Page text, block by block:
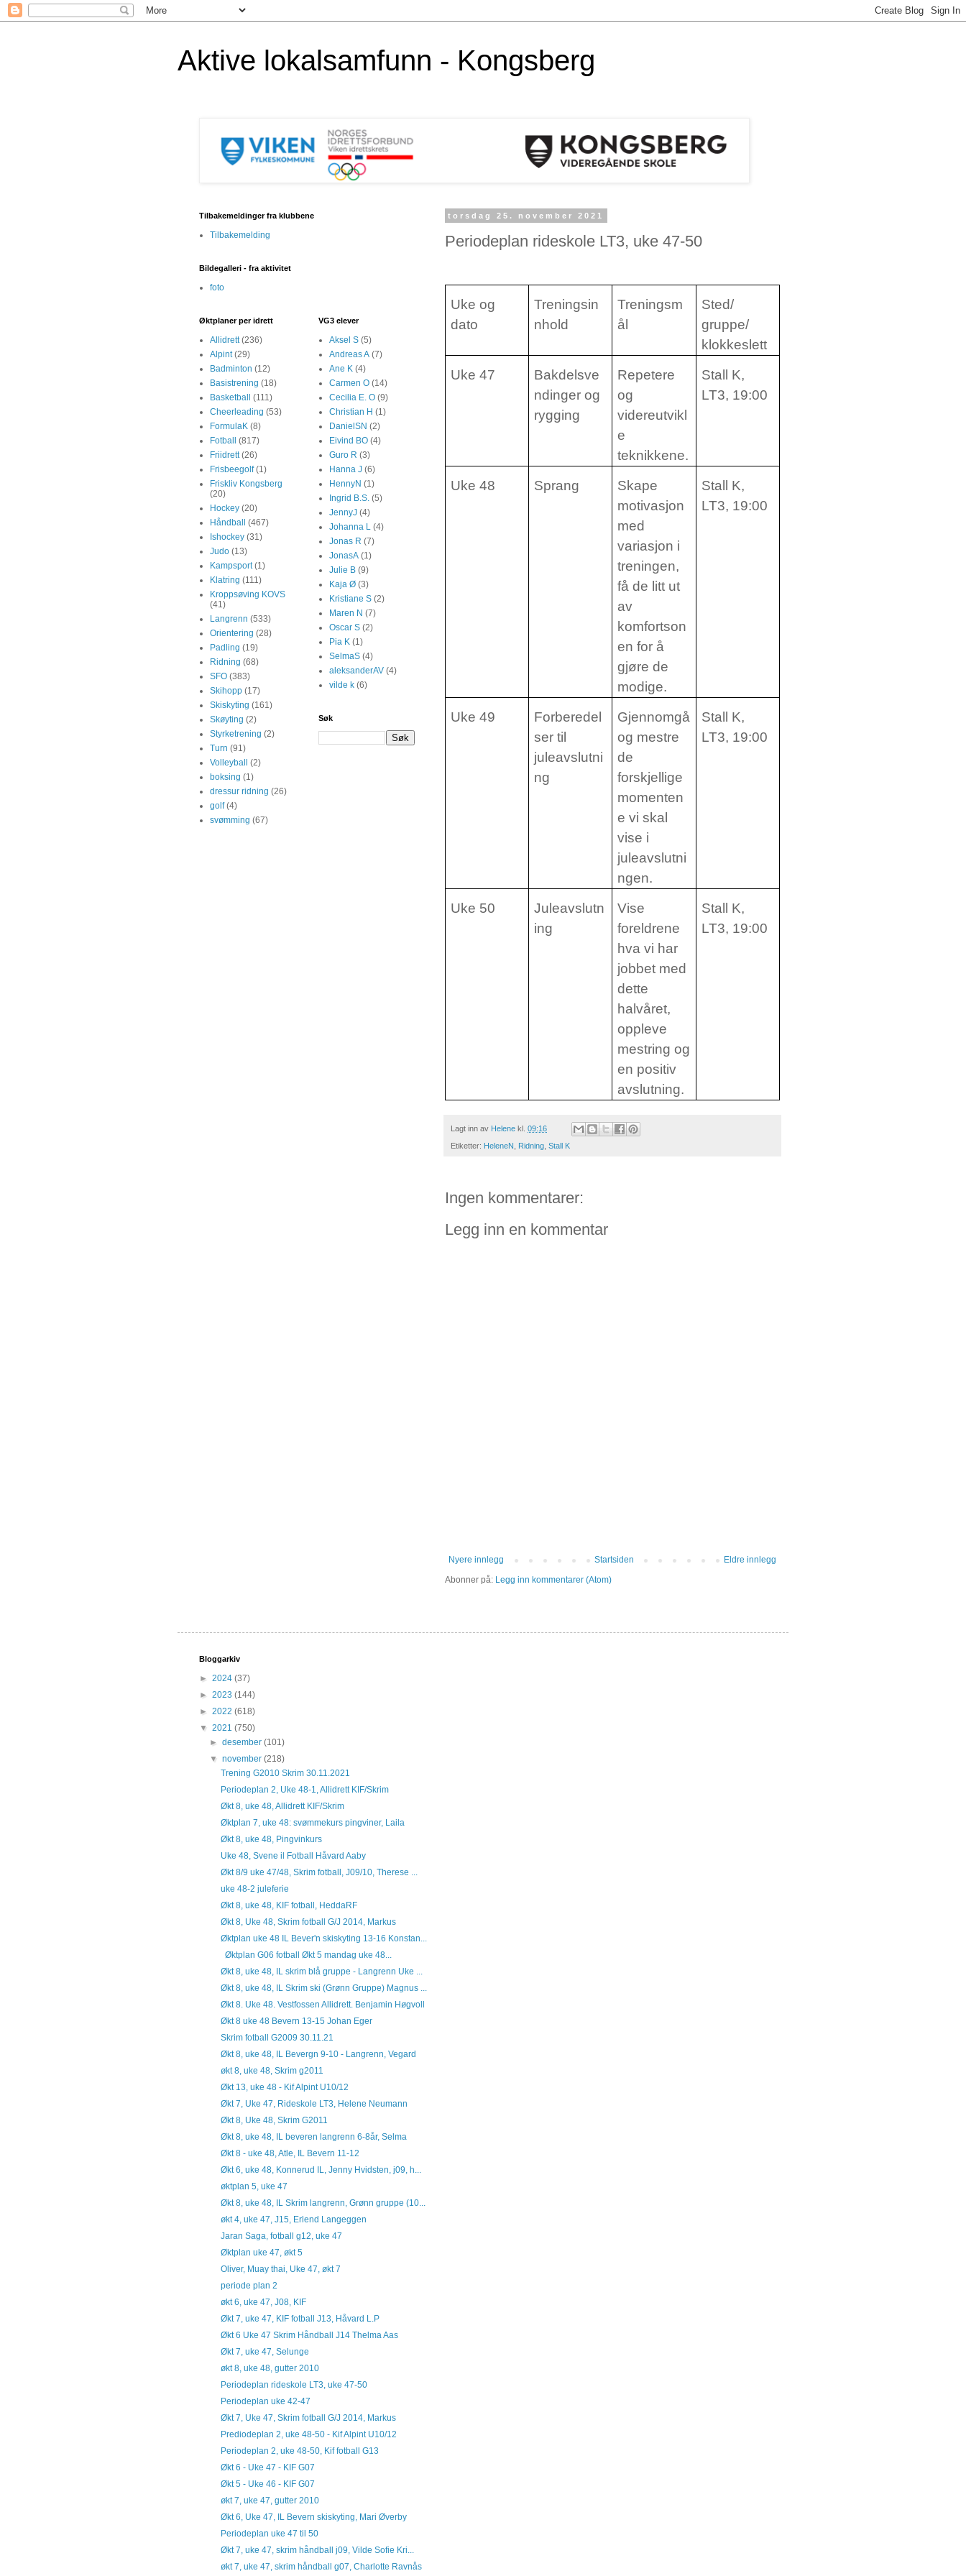
Aktive lokalsamfunn - Kongsberg
torsdag 25. november 2021
Periodeplan rideskole LT3, uke 47-50
Uke og
dato
Treningsin
nhold
Treningsm
ål
Sted/
gruppe/
klokkeslett
Uke 47
Bakdelsve
ndinger og
rygging
Repetere
og
videreutvikl
e
teknikkene.
Stall K,
LT3, 19:00
Uke 48 Sprang
Skape
motivasjon
med
variasjon i
treningen,
få de litt ut
av
komfortson
en for å
gjøre de
modige.
Stall K,
LT3, 19:00
Uke 49
Forberedel
ser til
juleavslutni
ng
Gjennomgå
og mestre
de
forskjellige
momenten
e vi skal
vise i
juleavslutni
ngen.
Stall K,
LT3, 19:00
Uke 50
Juleavslutn
ing
Vise
foreldrene
hva vi har
jobbet med
dette
halvåret,
oppleve
mestring og
en positiv
avslutning.
Stall K,
LT3, 19:00
Lagt inn av Helene kl. 09:16
Etiketter: HeleneN Ridning Stall K
Ingen kommentarer:
Legg inn en kommentar
Nyere innlegg Eldre innlegg
Startsiden
Abonner på: Legg inn kommentarer (Atom)
Tilbakemeldinger fra klubbene
Tilbakemelding
Bildegalleri - fra aktivitet
foto
Øktplaner per idrett
Allidrett (236)
Alpint (29)
Badminton (12)
Basistrening (18)
Basketball
(111)
Cheerleading (53)
FormulaK (8)
Fotball
(817)
Friidrett (26)
Frisbeegolf (1)
Friskliv Kongsberg
(20)
Hockey (20)
Håndball
(467)
Ishockey (31)
Judo (13)
Kampsport (1)
Klatring (111)
Kroppsøving KOVS
(41)
Langrenn (533)
Orientering (28)
Padling (19)
Ridning (68)
SFO (383)
Skihopp (17)
Skiskyting (161)
Skøyting (2)
Styrketrening (2)
Turn (91)
Volleyball
(2)
boksing (1)
dressur ridning (26)
golf (4)
svømming (67)
VG3 elever
Aksel S (5)
Andreas A (7)
Ane K (4)
Carmen O (14)
Cecilia E. O (9)
Christian H (1)
DanielSN (2)
Eivind BO (4)
Guro R (3)
Hanna J (6)
HennyN (1)
Ingrid B.S. (5)
JennyJ (4)
Johanna L (4)
Jonas R (7)
JonasA (1)
Julie B (9)
Kaja Ø (3)
Kristiane S (2)
Maren N (7)
Oscar S (2)
Pia K (1)
SelmaS (4)
aleksanderAV (4)
vilde k (6)
Søk
Bloggarkiv
► 2024 (37)
► 2023 (144)
► 2022 (618)
▼ 2021 (750)
►desember(101)
▼november(218)
Trening G2010 Skrim 30.11.2021
Periodeplan 2, Uke 48-1, Allidrett KIF/Skrim
Økt 8, uke 48, Allidrett KIF/Skrim
Øktplan 7, uke 48: svømmekurs pingviner, Laila
Økt 8, uke 48, Pingvinkurs
Uke 48, Svene il Fotball Håvard Aaby
Økt 8/9 uke 47/48, Skrim fotball, J09/10, Therese ...
uke 48-2 juleferie
Økt 8, uke 48, KIF fotball, HeddaRF
Økt 8, Uke 48, Skrim fotball G/J 2014, Markus
Øktplan uke 48 IL Bever'n skiskyting 13-16 Konstan...
Øktplan G06 fotball Økt 5 mandag uke 48...
Økt 8, uke 48, IL skrim blå gruppe - Langrenn Uke ...
Økt 8, uke 48, IL Skrim ski (Grønn Gruppe) Magnus ...
Økt 8. Uke 48. Vestfossen Allidrett. Benjamin Høgvoll
Økt 8 uke 48 Bevern 13-15 Johan Eger
Skrim fotball G2009 30.11.21
Økt 8, uke 48, IL Bevergn 9-10 - Langrenn, Vegard
økt 8, uke 48, Skrim g2011
Økt 13, uke 48 - Kif Alpint U10/12
Økt 7, Uke 47, Rideskole LT3, Helene Neumann
Økt 8, Uke 48, Skrim G2011
Økt 8, uke 48, IL beveren langrenn 6-8år, Selma
Økt 8 - uke 48, Atle, IL Bevern 11-12
Økt 6, uke 48, Konnerud IL, Jenny Hvidsten, j09, h...
øktplan 5, uke 47
Økt 8, uke 48, IL Skrim langrenn, Grønn gruppe (10...
økt 4, uke 47, J15, Erlend Langeggen
Jaran Saga, fotball g12, uke 47
Øktplan uke 47, økt 5
Oliver, Muay thai, Uke 47, økt 7
periode plan 2
økt 6, uke 47, J08, KIF
Økt 7, uke 47, KIF fotball J13, Håvard L.P
Økt 6 Uke 47 Skrim Håndball J14 Thelma Aas
Økt 7, uke 47, Selunge
økt 8, uke 48, gutter 2010
Periodeplan rideskole LT3, uke 47-50
Periodeplan uke 42-47
Økt 7, Uke 47, Skrim fotball G/J 2014, Markus
Prediodeplan 2, uke 48-50 - Kif Alpint U10/12
Periodeplan 2, uke 48-50, Kif fotball G13
Økt 6 - Uke 47 - KIF G07
Økt 5 - Uke 46 - KIF G07
økt 7, uke 47, gutter 2010
Økt 6, Uke 47, IL Bevern skiskyting, Mari Øverby
Periodeplan uke 47 til 50
Økt 7, uke 47, skrim håndball j09, Vilde Sofie Kri...
økt 7, uke 47, skrim håndball g07, Charlotte Ravnås